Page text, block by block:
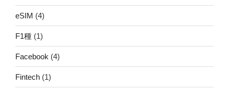
eSIM (4)
F1種 (1)
Facebook (4)
Fintech (1)